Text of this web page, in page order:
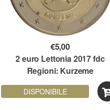
€5,00
2 euro Lettonia 2017 fdc
Regioni: Kurzeme
DISPONIBILE